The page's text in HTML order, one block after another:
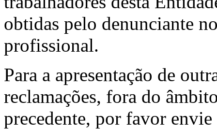
obtidas pelo denunciante
profissional.
Para a apresentação de
reclamações, fora do
precedente, por favor